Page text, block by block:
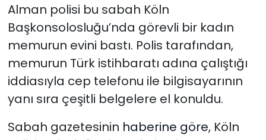
Alman polisi bu sabah Köln
Başkonsolosluğu’nda görevli bir kadın
memurun evini bastı. Polis tarafından,
memurun Türk istihbaratı adına çalıştığı
iddiasıyla cep telefonu ile bilgisayarının
yanı sıra çeşitli belgelere el konuldu.
Sabah gazetesinin haberine göre, Köln